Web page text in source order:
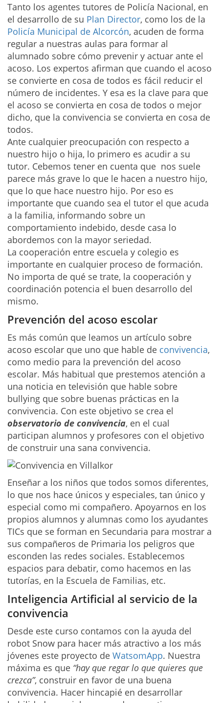
Tanto los agentes tutores de Policía Nacional, en
el desarrollo de su Plan Director, como los de la
Policía Municipal de Alcorcón, acuden de forma
regular a nuestras aulas para formar al
alumnado sobre cómo prevenir y actuar ante el
acoso. Los expertos afirman que cuando el acoso
se convierte en cosa de todos es fácil reducir el
número de incidentes. Y esa es la clave para que
el acoso se convierta en cosa de todos o mejor
dicho, que la convivencia se convierta en cosa de
todos.
Ante cualquier preocupación con respecto a
nuestro hijo o hija, lo primero es acudir a su
tutor. Cebemos tener en cuenta que nos suele
parece más grave lo que le hacen a nuestro hijo,
que lo que hace nuestro hijo. Por eso es
importante que cuando sea el tutor el que acuda
a la familia, informando sobre un
comportamiento indebido, desde casa lo
abordemos con la mayor seriedad.
La cooperación entre escuela y colegio es
importante en cualquier proceso de formación.
No importa de qué se trate, la cooperación y
coordinación potencia el buen desarrollo del
mismo.
Prevención del acoso escolar
Es más común que leamos un artículo sobre
acoso escolar que uno que hable de convivencia,
como medio para la prevención del acoso
escolar. Más habitual que prestemos atención a
una noticia en televisión que hable sobre
bullying que sobre buenas prácticas en la
convivencia. Con este objetivo se crea el
observatorio de convivencia, en el cual
participan alumnos y profesores con el objetivo
de construir una sana convivencia.
Enseñar a los niños que todos somos diferentes,
lo que nos hace únicos y especiales, tan único y
especial como mi compañero. Apoyarnos en los
propios alumnos y alumnas como los ayudantes
TICs que se forman en Secundaria para mostrar a
sus compañeros de Primaria los peligros que
esconden las redes sociales. Establecemos
espacios para debatir, como hacemos en las
tutorías, en la Escuela de Familias, etc.
Inteligencia Artificial al servicio de la
convivencia
Desde este curso contamos con la ayuda del
robot Snow para hacer más atractivo a los más
jóvenes este proyecto de WatsomApp. Nuestra
máxima es que “hay que regar lo que quieres que
crezca”, construir en favor de una buena
convivencia. Hacer hincapié en desarrollar